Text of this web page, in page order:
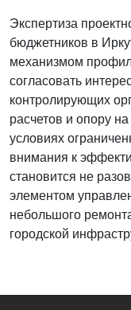
Экспертиза
бюджетников в
механизмом
согласовать
контролирующих
расчетов и опору
условиях
внимания к
становится не
элементом
небольшого
городской